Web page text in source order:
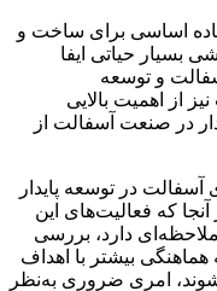
ماده اساسی برای ساخت و
بسیار حیاتی ایفا
و توسعه
از اهمیت بالایی
در صنعت آسفالت از
در توسعه پایدار
که فعالیت‌های این
دارد، بررسی
هماهنگی بیشتر با اهداف
امری ضروری به‌نظر